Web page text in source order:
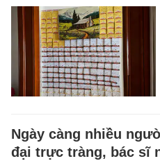
Ngày càng nhiều
đại trực tràng, bác sĩ